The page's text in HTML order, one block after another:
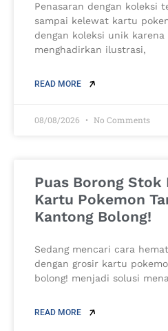
Penasaran dengan koleksi
sampai kelewat kartu
dengan koleksi unik
menghadirkan ilustrasi,
READ MORE
08/08/2026 No Comments
Puas Borong Stok
Kartu Pokemon
Kantong Bolong!
Sedang mencari cara
dengan grosir kartu
bolong! menjadi solusi
READ MORE